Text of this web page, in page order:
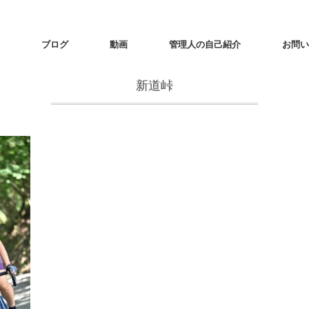
ブログ 動画 管理人の自己紹介 お問
新道峠